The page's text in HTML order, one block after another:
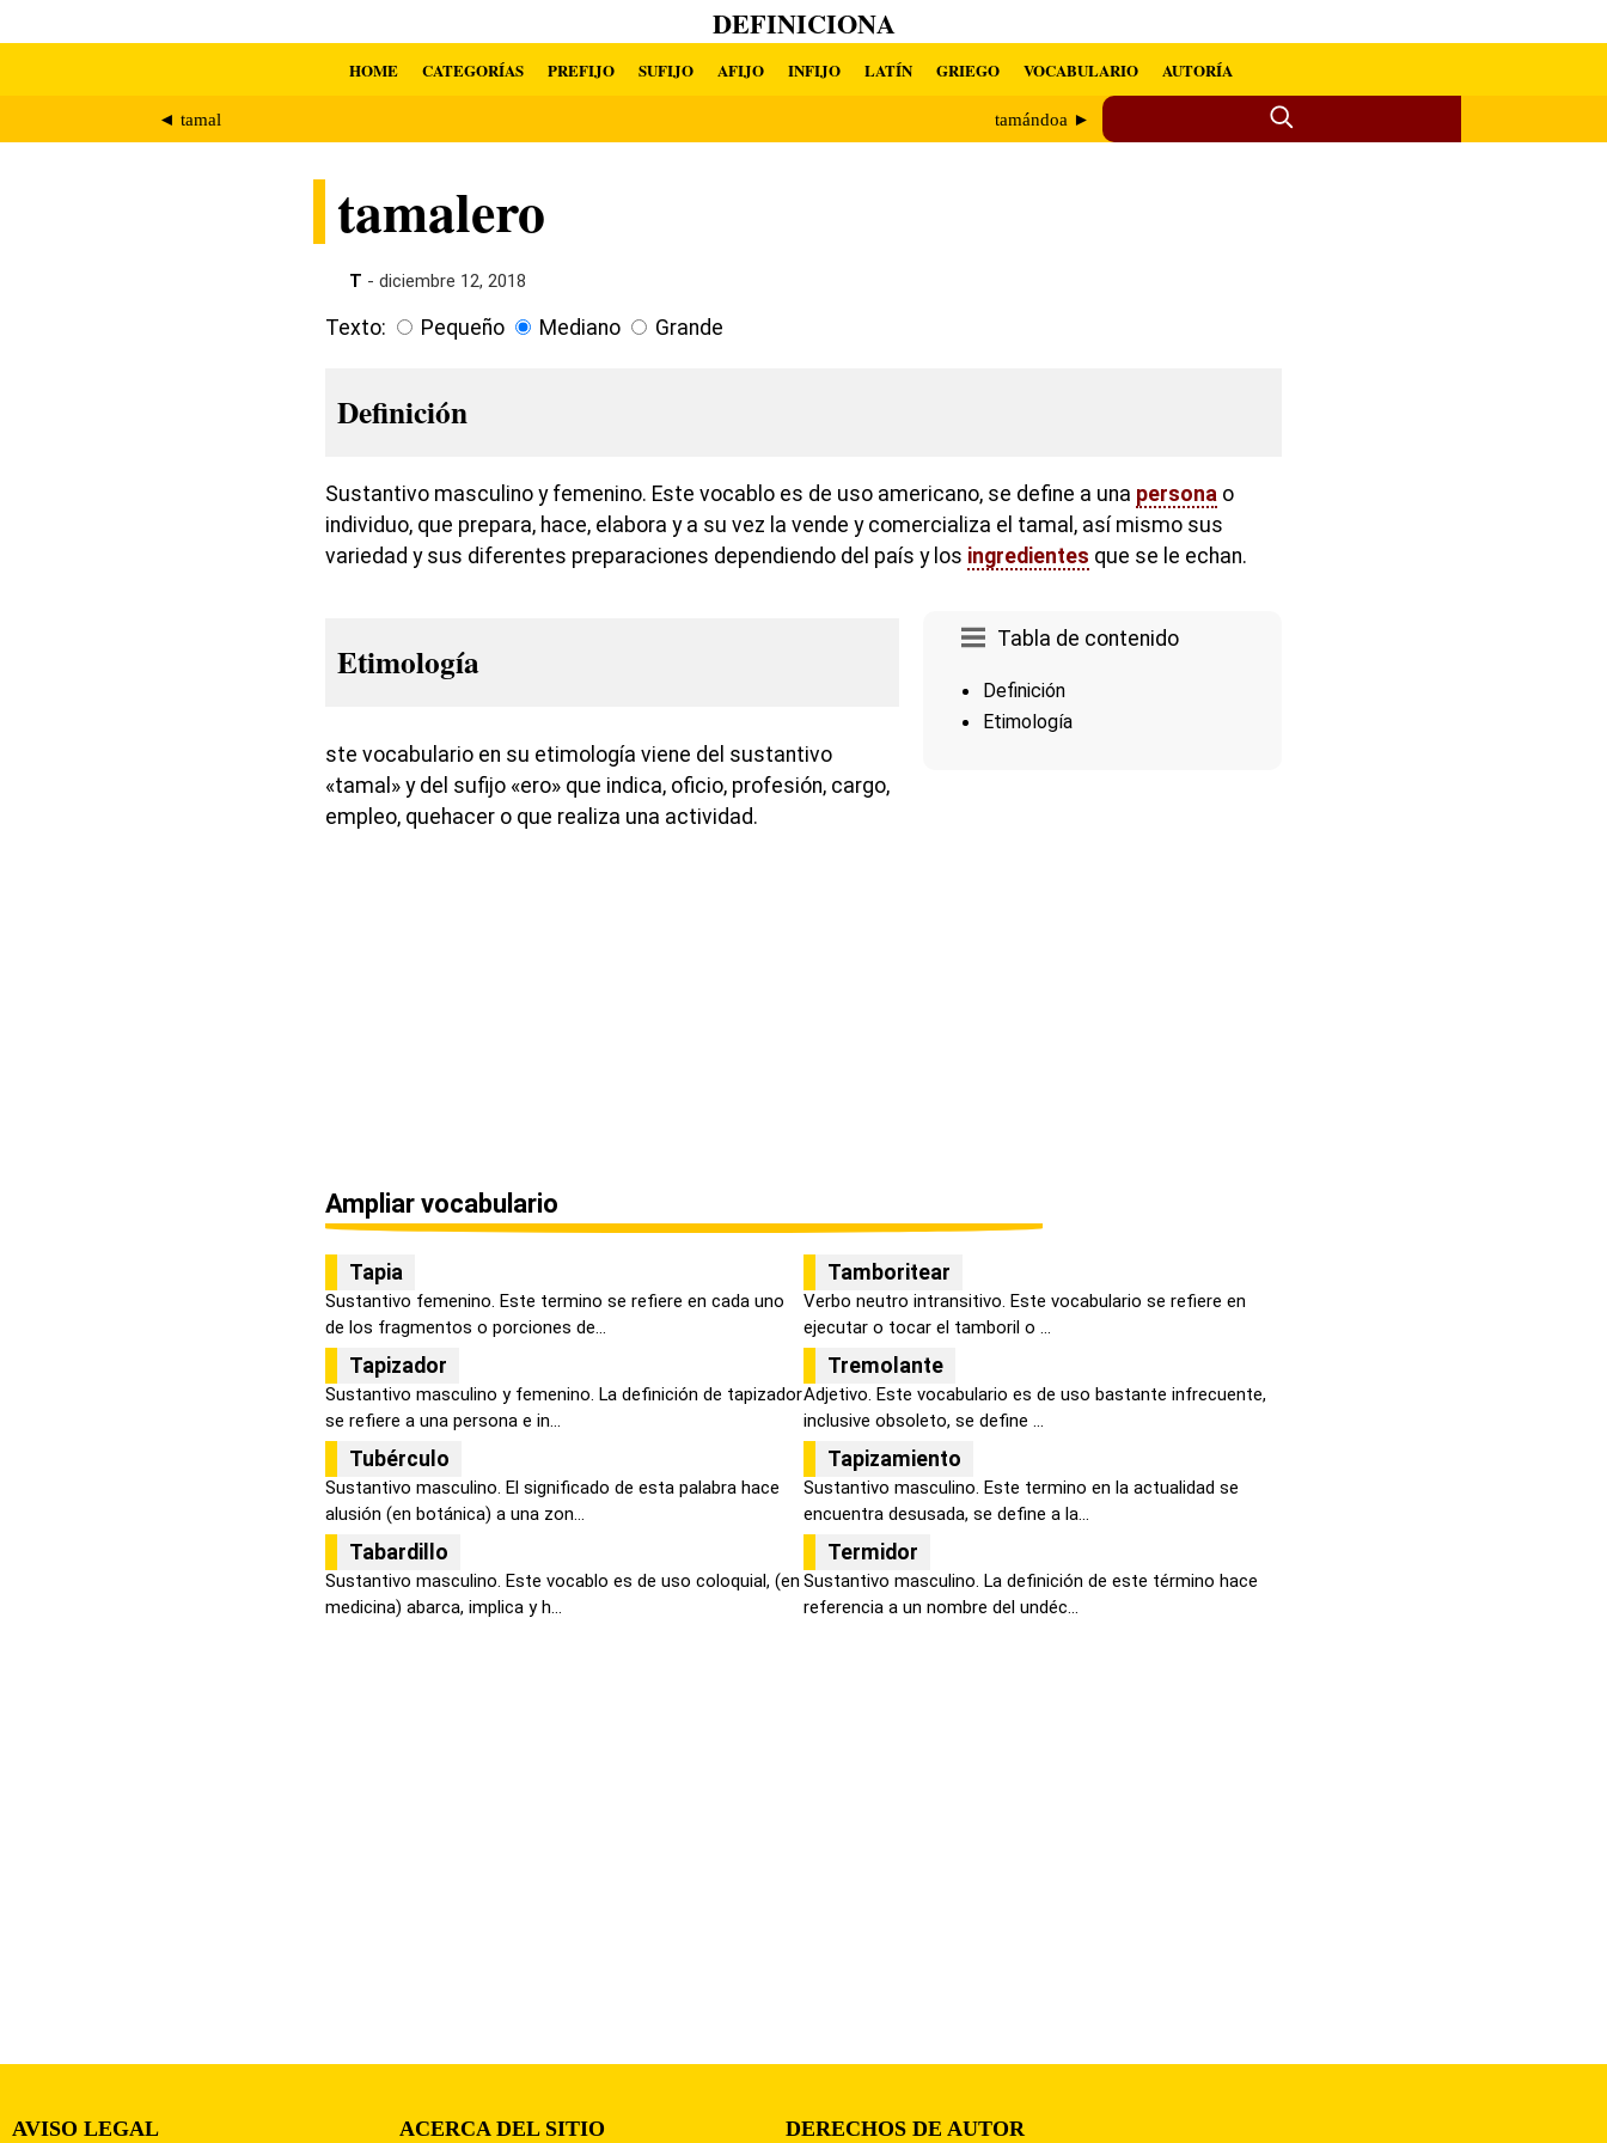
DEFINICIONA
HOME CATEGORÍAS PREFIJO SUFIJO AFIJO INFIJO LATÍN GRIEGO VOCABULARIO AUTORÍA
◄ tamal tamándoa ►
tamalero
T - diciembre 12, 2018
Texto: Pequeño Mediano Grande
Definición
Sustantivo masculino y femenino. Este vocablo es de uso americano, se define a una persona o
individuo, que prepara, hace, elabora y a su vez la vende y comercializa el tamal, así mismo sus
variedad y sus diferentes preparaciones dependiendo del país y los ingredientes que se le echan.
Tabla de contenido
Definición
Etimología
Etimología
ste vocabulario en su etimología viene del sustantivo
«tamal» y del sufijo «ero» que indica, oficio, profesión, cargo,
empleo, quehacer o que realiza una actividad.
Ampliar vocabulario
Tapia
Sustantivo femenino. Este termino se refiere en cada uno
de los fragmentos o porciones de...
Tamboritear
Verbo neutro intransitivo. Este vocabulario se refiere en
ejecutar o tocar el tamboril o ...
Tapizador
Sustantivo masculino y femenino. La definición de tapizador
se refiere a una persona e in...
Tremolante
Adjetivo. Este vocabulario es de uso bastante infrecuente,
inclusive obsoleto, se define ...
Tubérculo
Sustantivo masculino. El significado de esta palabra hace
alusión (en botánica) a una zon...
Tapizamiento
Sustantivo masculino. Este termino en la actualidad se
encuentra desusada, se define a la...
Tabardillo
Sustantivo masculino. Este vocablo es de uso coloquial, (en
medicina) abarca, implica y h...
Termidor
Sustantivo masculino. La definición de este término hace
referencia a un nombre del undéc...
AVISO LEGAL ACERCA DEL SITIO DERECHOS DE AUTOR